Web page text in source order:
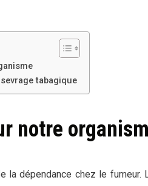
tabagique
notre
la dépendance chez le fumeur.